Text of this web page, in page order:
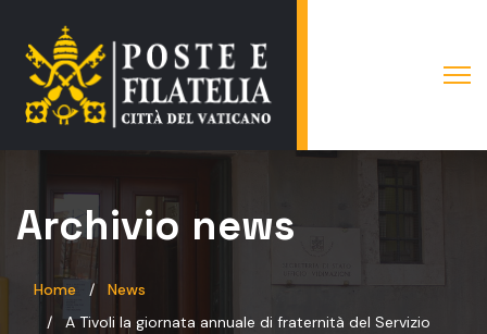
Archivio news
Home
News
A Tivoli la giornata annuale di fraternità del Servizio